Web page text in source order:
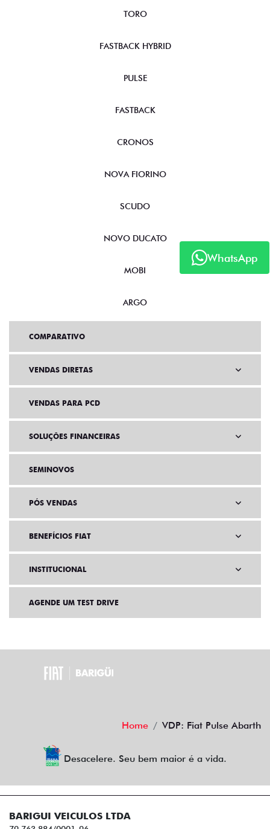
WhatsApp
TORO
FASTBACK HYBRID
PULSE
FASTBACK
CRONOS
NOVA FIORINO
SCUDO
NOVO DUCATO
MOBI
ARGO
COMPARATIVO
VENDAS DIRETAS
VENDAS PARA PCD
SOLUÇÕES FINANCEIRAS
SEMINOVOS
PÓS VENDAS
BENEFÍCIOS FIAT
INSTITUCIONAL
AGENDE UM TEST DRIVE
Home VDP: Fiat Pulse Abarth
Desacelere. Seu bem maior é a vida.
BARIGUI VEICULOS LTDA